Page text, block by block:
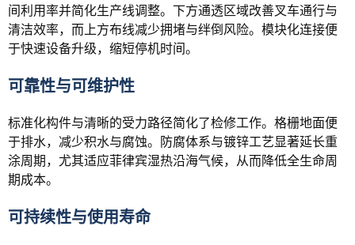
间利用率并简化生产线调整。下方通透区域改善叉车通行与
清洁效率，而上方布线减少拥堵与绊倒风险。模块化连接便
于快速设备升级，缩短停机时间。
可靠性与可维护性
标准化构件与清晰的受力路径简化了检修工作。格栅地面便
于排水，减少积水与腐蚀。防腐体系与镀锌工艺显著延长重
涂周期，尤其适应菲律宾湿热沿海气候，从而降低全生命周
期成本。
可持续性与使用寿命